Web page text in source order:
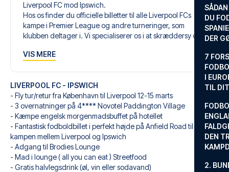
DU
DER
7
I
TIL
DEN
2.
Liverpool FC mod Ipswich.
Hos os finder du officielle billetter til alle Liverpool FCs
kampe i Premier League og andre turneringer, som
klubben deltager i. Vi specialiserer os i at skræddersy den
ønsker og behov.
designet til at give dig en uforglemmelig oplevelse. Du
sammensætter din egen fodboldpakke, der passer
perfekt til netop dine præferencer. Vælg blandt et bredt
udvalg af fodboldbilletter, udvalgte hotel til enhver smag
og budget og fleksible fly, der passer dig bedst.
Når du vælger din billettype, kan du se i hvilken sektion,
du kommer til at sidde, og hvad billettypen indeholder,
hvis det er en hospitality-billet. En hospitality-billet, er en
VIS MERE
LIVERPOOL FC - IPSWICH
- Fly tur/retur fra København til Liverpool 12-15 marts
- 3 overnatninger på 4**** Novotel Paddington Village
- Kæmpe engelsk morgenmadsbuffet på hotellet
- Fantastisk fodboldbillet i perfekt højde på Anfield Road til
kampen mellem Liverpool og Ipswich
- Adgang til Brodies Lounge
- Mad i lounge ( all you can eat ) Streetfood
- Gratis halvlegsdrink (øl, vin eller sodavand)